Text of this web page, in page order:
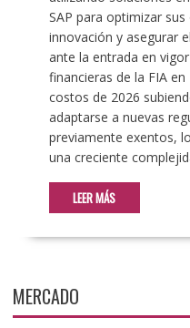
SAP para optimizar
innovación y asegurar
ante la entrada en
financieras de la FIA
costos de 2026
adaptarse a nuevas
previamente exentos,
una creciente
LEER MÁS
MERCADO